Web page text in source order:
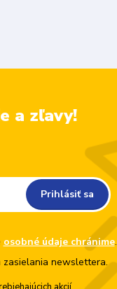
a zľavy!
Prihlásiť sa
osobné údaje chránime.
newslettera.